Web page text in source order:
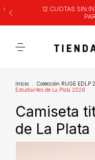
12 CUOTAS SIN
Inicio Colección RUGE EDLP
Estudiantes de La Plata 2026
Camiseta
de La